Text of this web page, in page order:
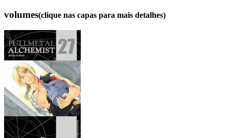
volumes(clique nas capas para mais detalhes)